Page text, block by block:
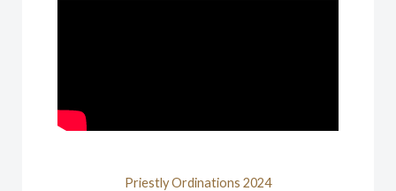
Priestly Ordinations 2024